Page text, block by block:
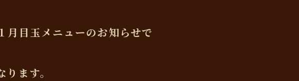
月目玉メニューのお知らせで
ます。